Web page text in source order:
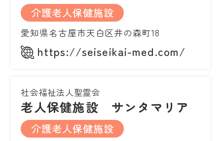
介護老人保健施設
愛知県名古屋市天白区井の森町18
https://seiseikai-med.com/
社会福祉法人聖霊会
老人保健施設 サンタマリア
介護老人保健施設